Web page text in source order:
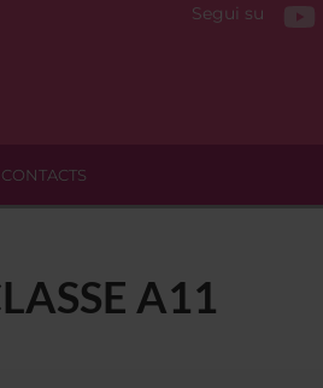
Segui su
CONTACTS
A11